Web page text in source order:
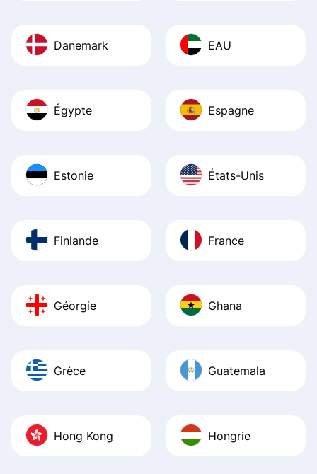
Danemark EAU
Égypte Espagne
Estonie États-Unis
Finlande France
Géorgie Ghana
Grèce Guatemala
Hong Kong Hongrie